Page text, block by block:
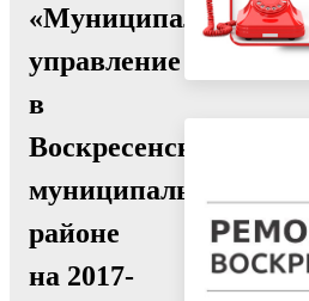
«Муниципальное
управление
в
Воскресенском
муниципальном
районе
на 2017-